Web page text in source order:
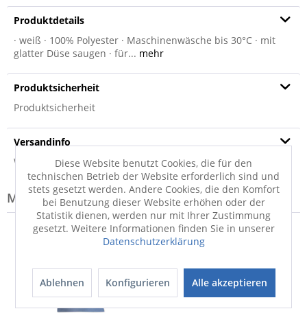
Produktdetails
· weiß · 100% Polyester · Maschinenwäsche bis 30°C · mit
glatter Düse saugen · für... mehr
Produktsicherheit
Produktsicherheit
Versandinfo
Weitere Informationen zum Versand...
Modell-Familie: TENDER
Diese Website benutzt Cookies, die für den
technischen Betrieb der Website erforderlich sind und
stets gesetzt werden. Andere Cookies, die den Komfort
bei Benutzung dieser Website erhöhen oder der
Statistik dienen, werden nur mit Ihrer Zustimmung
gesetzt. Weitere Informationen finden Sie in unserer
Datenschutzerklärung
Ablehnen Konfigurieren Alle akzeptieren